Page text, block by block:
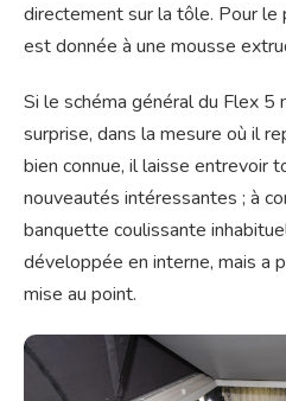
directement sur la tôle. Pour le
est donnée à une mousse
Si le schéma général du Flex 5
surprise, dans la mesure où il
bien connue, il laisse entrevoir
nouveautés intéressantes ; à
banquette coulissante
développée en interne, mais a
mise au point.